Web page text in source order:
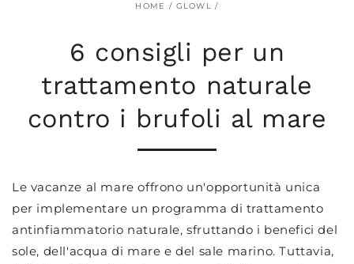
HOME / GLOWL /
6 consigli per un
trattamento naturale
contro i brufoli al mare
Le vacanze al mare offrono un'opportunità unica
per implementare un programma di trattamento
antinfiammatorio naturale, sfruttando i benefici del
sole, dell'acqua di mare e del sale marino. Tuttavia,